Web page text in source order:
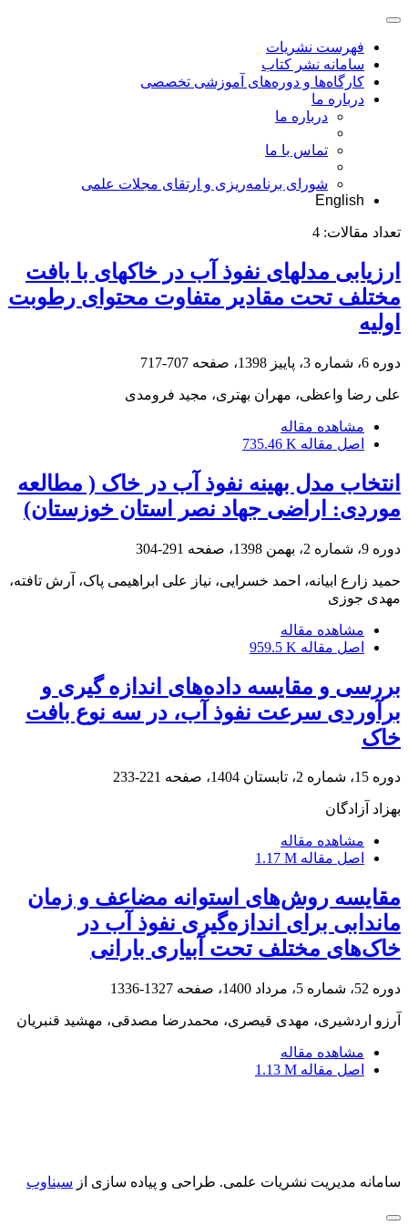
فهرست نشریات
سامانه نشر کتاب
کارگاه‌ها و دوره‌های آموزشی تخصصی
درباره ما
درباره ما
تماس با ما
شورای برنامه‌ریزی و ارتقای مجلات علمی
English
تعداد مقالات: 4
ارزیابی مدل‏های نفوذ آب در خاک‏های با بافت
مختلف تحت مقادیر متفاوت محتوای رطوبت
اولیه
دوره 6، شماره 3، پاییز 1398، صفحه 707-717
علی رضا واعظی، مهران بهتری، مجید فرومدی
مشاهده مقاله
اصل مقاله 735.46 K
انتخاب مدل بهینه نفوذ آب در خاک ( مطالعه
موردی: اراضی جهاد نصر استان خوزستان)
دوره 9، شماره 2، بهمن 1398، صفحه 291-304
حمید زارع ابیانه، احمد خسرایی، نیاز علی ابراهیمی پاک، آرش تافته،
مهدی جوزی
مشاهده مقاله
اصل مقاله 959.5 K
بررسی و مقایسه داده‌های اندازه گیری و
برآوردی سرعت نفوذ آب، در سه نوع بافت
خاک
دوره 15، شماره 2، تابستان 1404، صفحه 221-233
بهزاد آزادگان
مشاهده مقاله
اصل مقاله 1.17 M
مقایسه روش‌های استوانه مضاعف و زمان
ماندابی برای اندازه‌گیری نفوذ آب در
خاک‌های مختلف تحت آبیاری بارانی
دوره 52، شماره 5، مرداد 1400، صفحه 1327-1336
آرزو اردشیری، مهدی قیصری، محمدرضا مصدقی، مهشید قنبریان
مشاهده مقاله
اصل مقاله 1.13 M
سامانه مدیریت نشریات علمی. طراحی و پیاده سازی از سیناوب